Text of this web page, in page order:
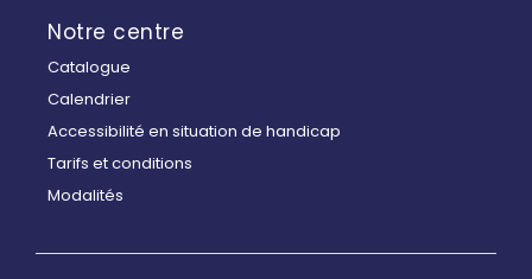
Notre centre
Catalogue
Calendrier
Accessibilité en situation de handicap
Tarifs et conditions
Modalités